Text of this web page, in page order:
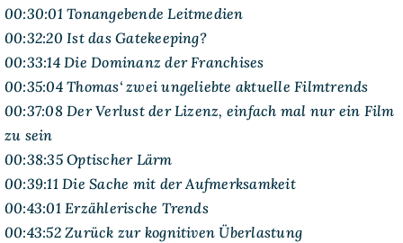
00:30:01 Tonangebende Leitmedien
00:32:20 Ist das Gatekeeping?
00:33:14 Die Dominanz der Franchises
00:35:04 Thomas‘ zwei ungeliebte aktuelle Filmtrends
00:37:08 Der Verlust der Lizenz, einfach mal nur ein Film
zu sein
00:38:35 Optischer Lärm
00:39:11 Die Sache mit der Aufmerksamkeit
00:43:01 Erzählerische Trends
00:43:52 Zurück zur kognitiven Überlastung